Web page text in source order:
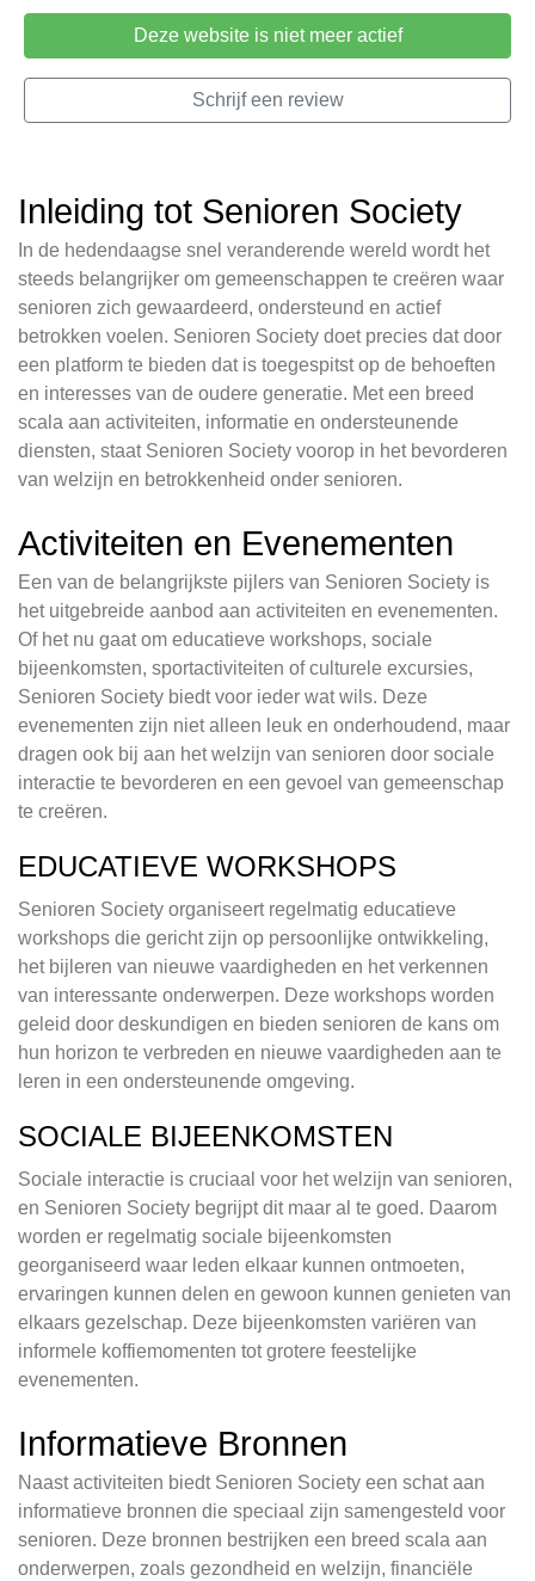
Deze website is niet meer actief
Schrijf een review
Inleiding tot Senioren Society
In de hedendaagse snel veranderende wereld wordt het
steeds belangrijker om gemeenschappen te creëren waar
senioren zich gewaardeerd, ondersteund en actief
betrokken voelen. Senioren Society doet precies dat door
een platform te bieden dat is toegespitst op de behoeften
en interesses van de oudere generatie. Met een breed
scala aan activiteiten, informatie en ondersteunende
diensten, staat Senioren Society voorop in het bevorderen
van welzijn en betrokkenheid onder senioren.
Activiteiten en Evenementen
Een van de belangrijkste pijlers van Senioren Society is
het uitgebreide aanbod aan activiteiten en evenementen.
Of het nu gaat om educatieve workshops, sociale
bijeenkomsten, sportactiviteiten of culturele excursies,
Senioren Society biedt voor ieder wat wils. Deze
evenementen zijn niet alleen leuk en onderhoudend, maar
dragen ook bij aan het welzijn van senioren door sociale
interactie te bevorderen en een gevoel van gemeenschap
te creëren.
EDUCATIEVE WORKSHOPS
Senioren Society organiseert regelmatig educatieve
workshops die gericht zijn op persoonlijke ontwikkeling,
het bijleren van nieuwe vaardigheden en het verkennen
van interessante onderwerpen. Deze workshops worden
geleid door deskundigen en bieden senioren de kans om
hun horizon te verbreden en nieuwe vaardigheden aan te
leren in een ondersteunende omgeving.
SOCIALE BIJEENKOMSTEN
Sociale interactie is cruciaal voor het welzijn van senioren,
en Senioren Society begrijpt dit maar al te goed. Daarom
worden er regelmatig sociale bijeenkomsten
georganiseerd waar leden elkaar kunnen ontmoeten,
ervaringen kunnen delen en gewoon kunnen genieten van
elkaars gezelschap. Deze bijeenkomsten variëren van
informele koffiemomenten tot grotere feestelijke
evenementen.
Informatieve Bronnen
Naast activiteiten biedt Senioren Society een schat aan
informatieve bronnen die speciaal zijn samengesteld voor
senioren. Deze bronnen bestrijken een breed scala aan
onderwerpen, zoals gezondheid en welzijn, financiële